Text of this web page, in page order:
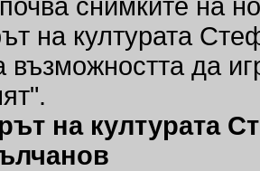
снимките на
на културата
да
на културата